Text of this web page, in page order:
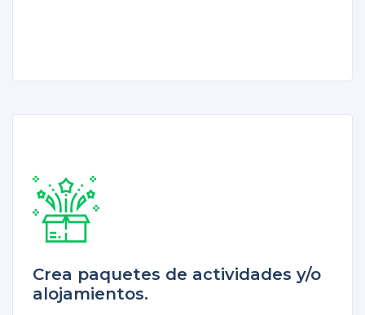
Crea paquetes de actividades y/o
alojamientos.